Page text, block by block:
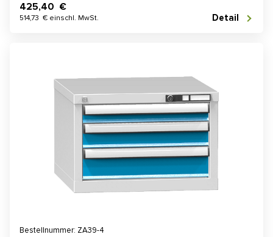
425,40 €
514,73 € einschl. MwSt. Detail
Bestellnummer: ZA39-4